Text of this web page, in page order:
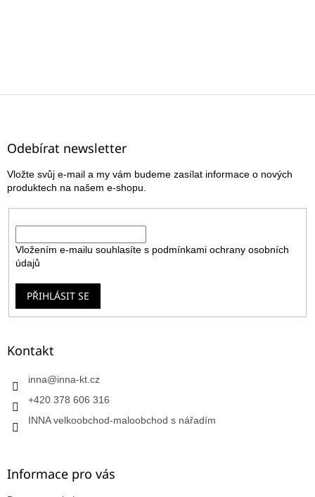
Z
Odebírat newsletter
Vložte svůj e-mail a my vám budeme zasílat informace o nových
produktech na našem e-shopu.
Vložením e-mailu souhlasíte s podmínkami ochrany osobních
údajů
PŘIHLÁSIT SE
Kontakt
inna@inna-kt.cz
+420 378 606 316
INNA velkoobchod-maloobchod s nářadím
Informace pro vás